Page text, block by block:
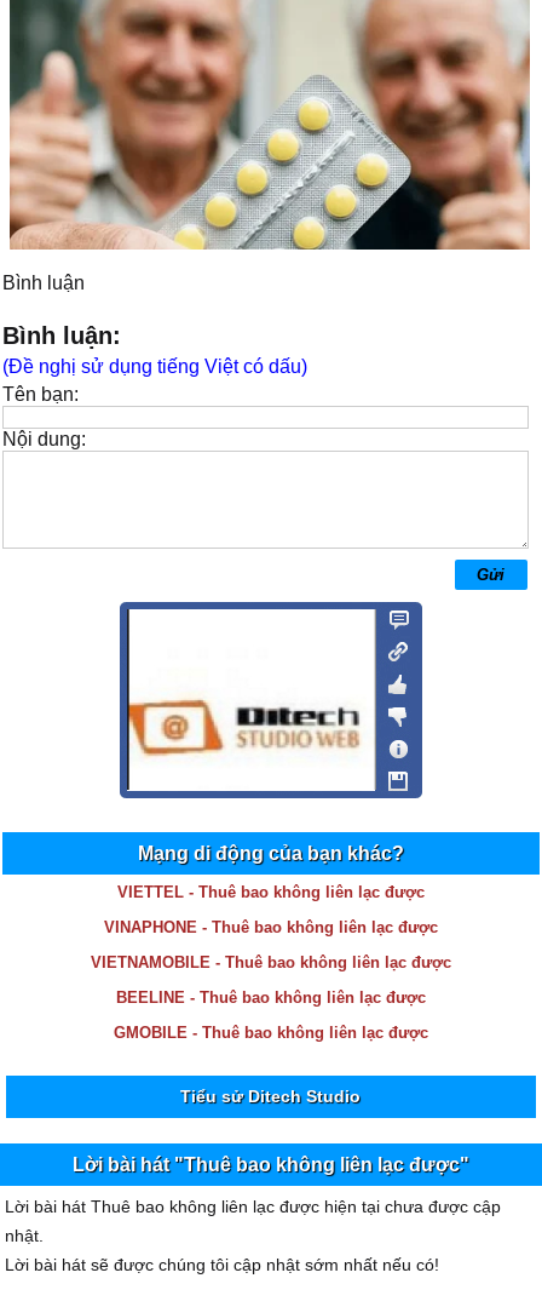
Bình luận
Bình luận:
(Đề nghị sử dụng tiếng Việt có dấu)
Tên bạn:
Nội dung:
Mạng di động của bạn khác?
VIETTEL - Thuê bao không liên lạc được
VINAPHONE - Thuê bao không liên lạc được
VIETNAMOBILE - Thuê bao không liên lạc được
BEELINE - Thuê bao không liên lạc được
GMOBILE - Thuê bao không liên lạc được
Tiểu sử Ditech Studio
Lời bài hát "Thuê bao không liên lạc được"
Lời bài hát Thuê bao không liên lạc được hiện tại chưa được cập
nhật.
Lời bài hát sẽ được chúng tôi cập nhật sớm nhất nếu có!